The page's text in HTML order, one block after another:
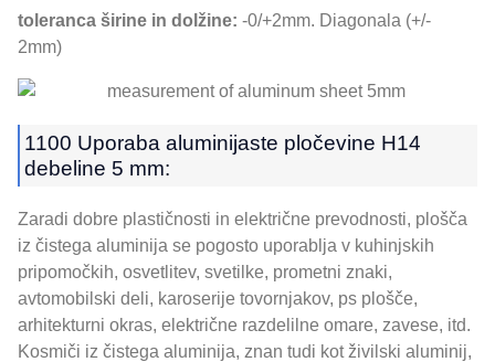
toleranca širine in dolžine: -0/+2mm. Diagonala (+/-
2mm)
1100 Uporaba aluminijaste pločevine H14
debeline 5 mm:
Zaradi dobre plastičnosti in električne prevodnosti, plošča
iz čistega aluminija se pogosto uporablja v kuhinjskih
pripomočkih, osvetlitev, svetilke, prometni znaki,
avtomobilski deli, karoserije tovornjakov, ps plošče,
arhitekturni okras, električne razdelilne omare, zavese, itd.
Kosmiči iz čistega aluminija, znan tudi kot živilski aluminij,